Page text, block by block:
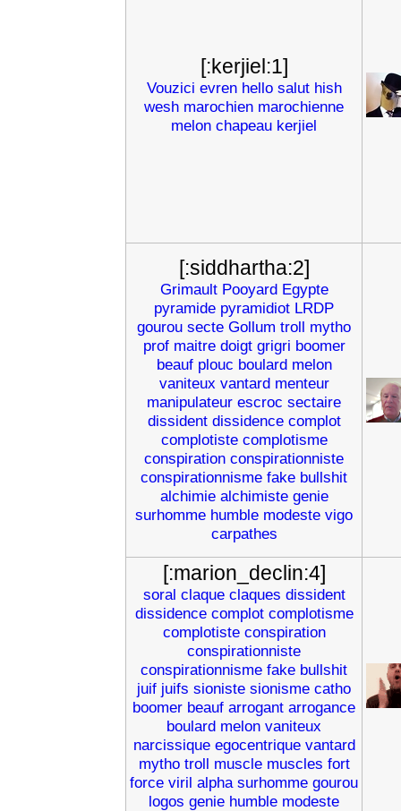
[:kerjiel:1]
Vouzici evren hello salut hish
wesh marochien marochienne
melon chapeau kerjiel
[:siddhartha:2]
Grimault Pooyard Egypte
pyramide pyramidiot LRDP
gourou secte Gollum troll mytho
prof maitre doigt grigri boomer
beauf plouc boulard melon
vaniteux vantard menteur
manipulateur escroc sectaire
dissident dissidence complot
complotiste complotisme
conspiration conspirationniste
conspirationnisme fake bullshit
alchimie alchimiste genie
surhomme humble modeste vigo
carpathes
[:marion_declin:4]
soral claque claques dissident
dissidence complot complotisme
complotiste conspiration
conspirationniste
conspirationnisme fake bullshit
juif juifs sioniste sionisme catho
boomer beauf arrogant arrogance
boulard melon vaniteux
narcissique egocentrique vantard
mytho troll muscle muscles fort
force viril alpha surhomme gourou
logos genie humble modeste